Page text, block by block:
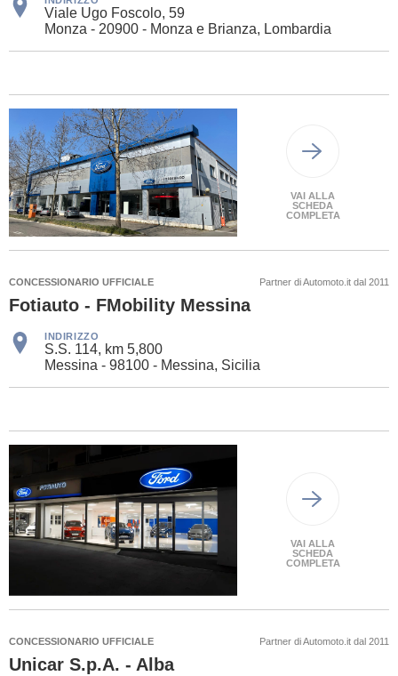
Viale Ugo Foscolo, 59
Monza - 20900 - Monza e Brianza, Lombardia
VAI ALLA
SCHEDA
COMPLETA
CONCESSIONARIO UFFICIALE Partner di Automoto.it dal 2011
Fotiauto - FMobility Messina
INDIRIZZO
S.S. 114, km 5,800
Messina - 98100 - Messina, Sicilia
VAI ALLA
SCHEDA
COMPLETA
CONCESSIONARIO UFFICIALE Partner di Automoto.it dal 2011
Unicar S.p.A. - Alba